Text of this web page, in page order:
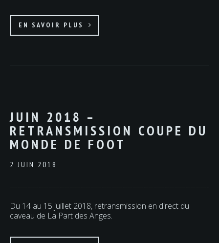
EN SAVOIR PLUS
JUIN 2018 –
RETRANSMISSION COUPE DU
MONDE DE FOOT
2 JUIN 2018
Du 14 au 15 juillet 2018, retransmission en direct du
caveau de La Part des Anges.